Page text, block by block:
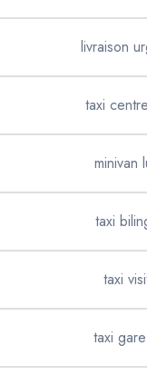
livraison
taxi
minivan
taxi
taxi
taxi